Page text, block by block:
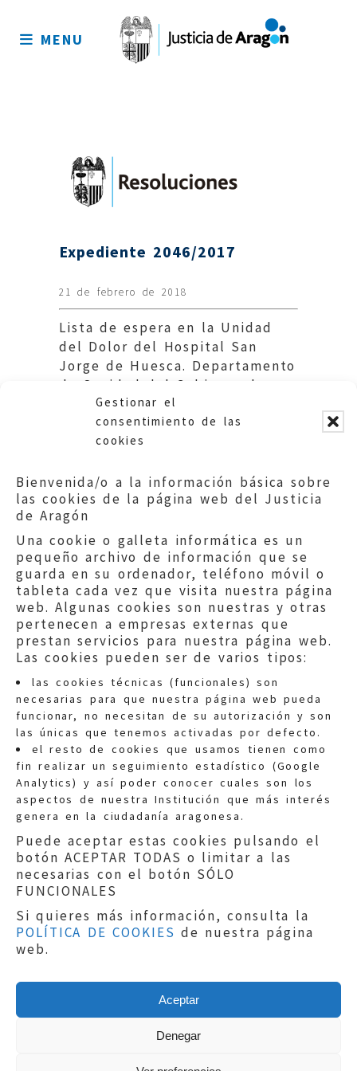
Gestionar el
consentimiento de las
cookies
Bienvenida/o a la información básica sobre
las cookies de la página web del Justicia
de Aragón
Una cookie o galleta informática es un
pequeño archivo de información que se
guarda en su ordenador, teléfono móvil o
tableta cada vez que visita nuestra página
web. Algunas cookies son nuestras y otras
pertenecen a empresas externas que
prestan servicios para nuestra página web.
Las cookies pueden ser de varios tipos:
las cookies técnicas (funcionales) son
necesarias para que nuestra página web pueda
funcionar, no necesitan de su autorización y son
las únicas que tenemos activadas por defecto.
el resto de cookies que usamos tienen como
fin realizar un seguimiento estadístico (Google
Analytics) y así poder conocer cuales son los
aspectos de nuestra Institución que más interés
genera en la ciudadanía aragonesa.
Puede aceptar estas cookies pulsando el
botón ACEPTAR TODAS o limitar a las
necesarias con el botón SÓLO
FUNCIONALES
Si quieres más información, consulta la
POLÍTICA DE COOKIES de nuestra página
web.
Aceptar
Denegar
sitio
MENU
Expediente 2046/2017
21 de febrero de 2018
Lista de espera en la Unidad
del Dolor del Hospital San
Jorge de Huesca. Departamento
de Sanidad del Gobierno de
Aragón.
Quejas:quejas@eljusticiadearagon.es
Información general:
informacion@eljusticiadearagon.es
Teléfonos:900 210 210/
Aviso legal|Política de privacidad|
Protección de Datos
Política de cookies
Copyright © 2019El Justicia de Aragón|
Sephor Consulting